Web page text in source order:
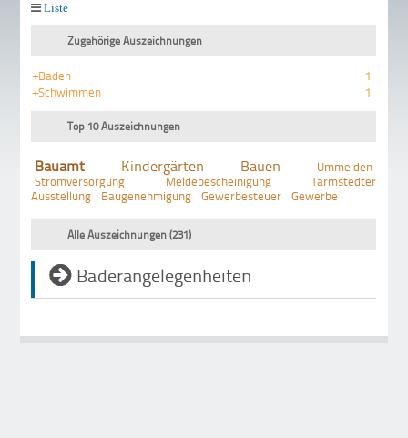
Liste
Zugehörige Auszeichnungen
+Baden
1
+Schwimmen
1
Top 10 Auszeichnungen
Bauamt Kindergärten Bauen
Ummelden
Stromversorgung
Meldebescheinigung
Tarmstedter
Ausstellung
Baugenehmigung Gewerbesteuer Gewerbe
Alle Auszeichnungen (231)
Bäderangelegenheiten